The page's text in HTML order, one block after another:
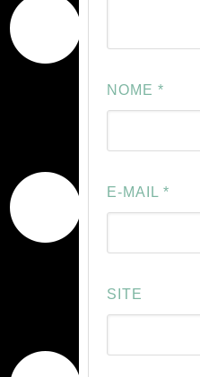
NOME *
E-MAIL *
SITE